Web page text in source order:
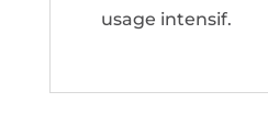
usage intensif.